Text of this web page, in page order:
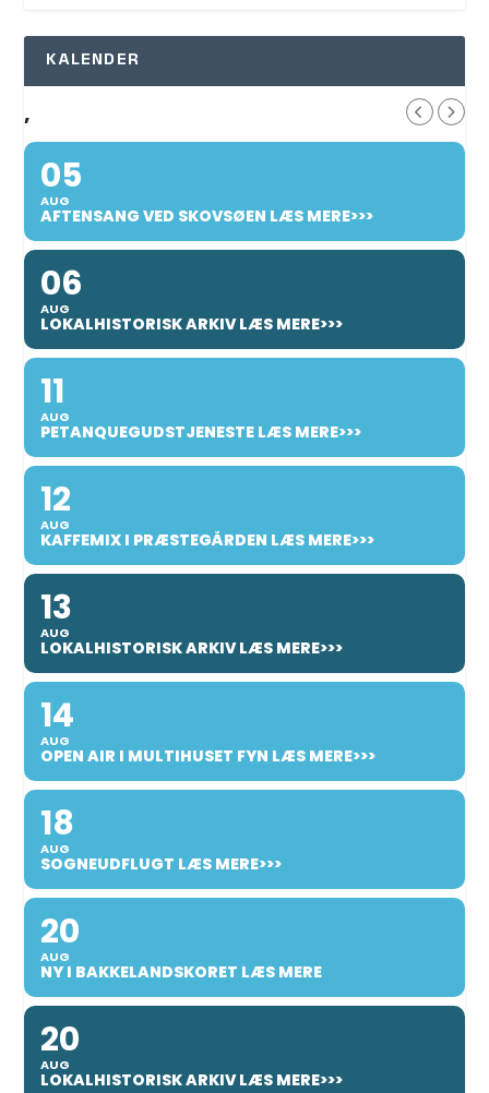
KALENDER
,
05
AUG
AFTENSANG VED SKOVSØEN LÆS MERE>>>
06
AUG
LOKALHISTORISK ARKIV LÆS MERE>>>
11
AUG
PETANQUEGUDSTJENESTE LÆS MERE>>>
12
AUG
KAFFEMIX I PRÆSTEGÅRDEN LÆS MERE>>>
13
AUG
LOKALHISTORISK ARKIV LÆS MERE>>>
14
AUG
OPEN AIR I MULTIHUSET FYN LÆS MERE>>>
18
AUG
SOGNEUDFLUGT LÆS MERE>>>
20
AUG
NY I BAKKELANDSKORET LÆS MERE
20
AUG
LOKALHISTORISK ARKIV LÆS MERE>>>